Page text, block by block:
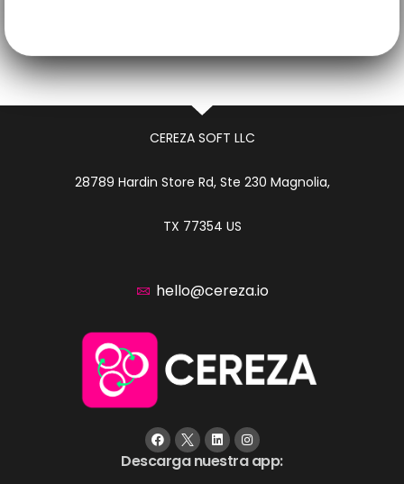
CEREZA SOFT LLC
28789 Hardin Store Rd, Ste 230 Magnolia,
TX 77354 US
hello@cereza.io
Descarga nuestra app: